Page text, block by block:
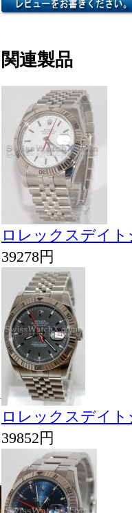
関連製品
ロレックスデイ
39278円
ロレックスデイ
39852円